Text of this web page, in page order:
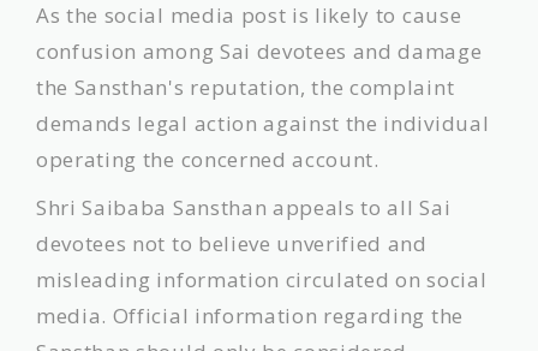
​As the social media post is likely to cause
confusion among Sai devotees and damage
the Sansthan's reputation, the complaint
demands legal action against the individual
operating the concerned account.
​Shri Saibaba Sansthan appeals to all Sai
devotees not to believe unverified and
misleading information circulated on social
media. Official information regarding the